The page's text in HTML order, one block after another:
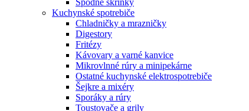
Spodné skrinky
Kuchynské spotrebiče
Chladničky a mrazničky
Digestory
Fritézy
Kávovary a varné kanvice
Mikrovlnné rúry a minipekárne
Ostatné kuchynské elektrospotrebiče
Šejkre a mixéry
Sporáky a rúry
Toustovače a grily